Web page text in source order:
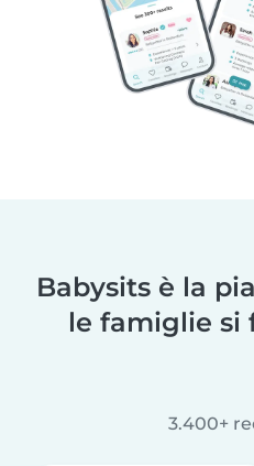
Babysits è la
le famiglie si
3.400+